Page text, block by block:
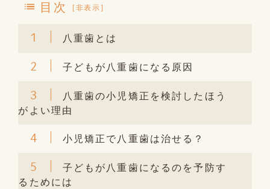
目次 [非表示]
1 八重歯とは
2 子どもが八重歯になる原因
3
八重歯の小児矯正を検討したほう
がよい理由
4 小児矯正で八重歯は治せる？
5
子どもが八重歯になるのを予防す
るためには